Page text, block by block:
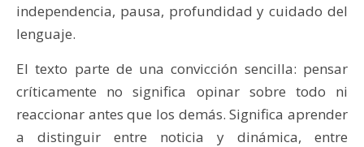
independencia, pausa, profundidad y cuidado del
lenguaje.
El texto parte de una convicción sencilla: pensar
críticamente no significa opinar sobre todo ni
reaccionar antes que los demás. Significa aprender
a distinguir entre noticia y dinámica, entre